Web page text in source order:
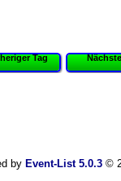
Tag
by Event-List 5.0.3©